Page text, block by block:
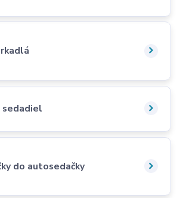
sedadiel
do autosedačky